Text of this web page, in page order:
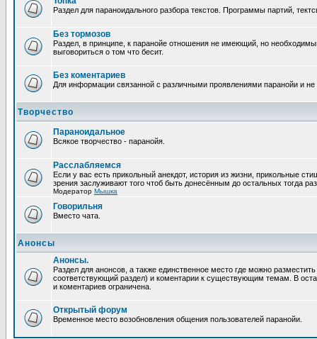
Раздел для параноидального разбора текстов. Программы партий,
Без тормозов
Раздел, в принципе, к паранойе отношения не имеющий, но
выговориться о том что бесит.
Без коментариев
Для информации связанной с различными проявлениями паранойи и
Творчество
Параноидальное
Всякое творчество - паранойя.
Расслабляемся
Если у вас есть прикольный анекдот, история из жизни, прикольные
зрения заслуживают того чтоб быть донесённым до остальных тогда
Модератор Мышка
Говорильня
Вместо чата.
Анонсы
Анонсы.
Раздел для анонсов, а также единственное место где можно
соответствующий раздел) и коментарии к существующим темам. В
и коментариев ограничена.
Открытый форум
Временное место возобновления общения пользователей паранойи.